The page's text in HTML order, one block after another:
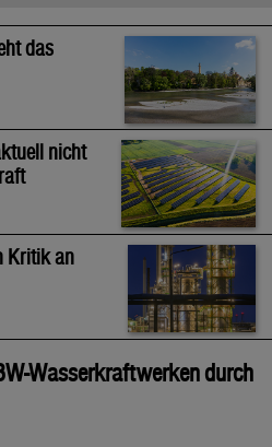
das
nicht
Kritik an
Wasserkraftwerken durch